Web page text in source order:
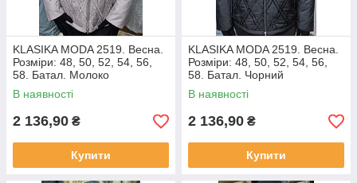
KLASIKA MODA 2519. Весна.
Розміри: 48, 50, 52, 54, 56,
58. Батал. Молоко
В наявності
2 136,90 ₴
Купити
KLASIKA MODA 2519. Весна.
Розміри: 48, 50, 52, 54, 56,
58. Батал. Чорний
В наявності
2 136,90 ₴
Купити